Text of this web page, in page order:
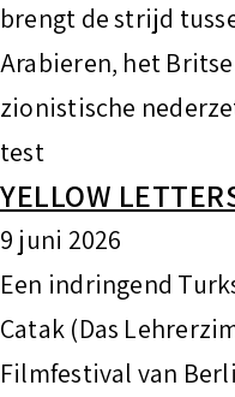
brengt de strijd
Arabieren, het
zionistische
test
YELLOW
9 juni 2026
Een indringend
Çatak (Das
Filmfestival van